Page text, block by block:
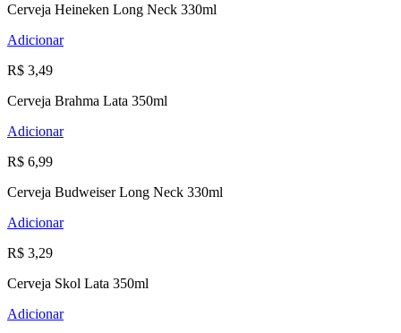
Cerveja Heineken Long Neck 330ml
Adicionar
R$ 3,49
Cerveja Brahma Lata 350ml
Adicionar
R$ 6,99
Cerveja Budweiser Long Neck 330ml
Adicionar
R$ 3,29
Cerveja Skol Lata 350ml
Adicionar